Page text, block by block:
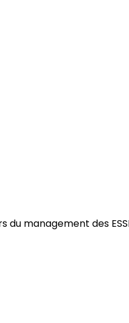
management des